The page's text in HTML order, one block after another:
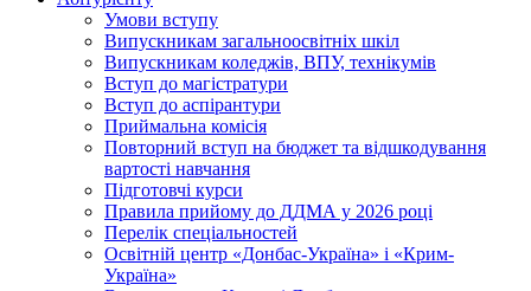
Умови вступу
Випускникам загальноосвітніх шкіл
Випускникам коледжів, ВПУ, технікумів
Вступ до магістратури
Вступ до аспірантури
Приймальна комісія
Повторний вступ на бюджет та відшкодування
вартості навчання
Підготовчі курси
Правила прийому до ДДМА у 2026 році
Перелік спеціальностей
Освітній центр «Донбас-Україна» і «Крим-
Україна»